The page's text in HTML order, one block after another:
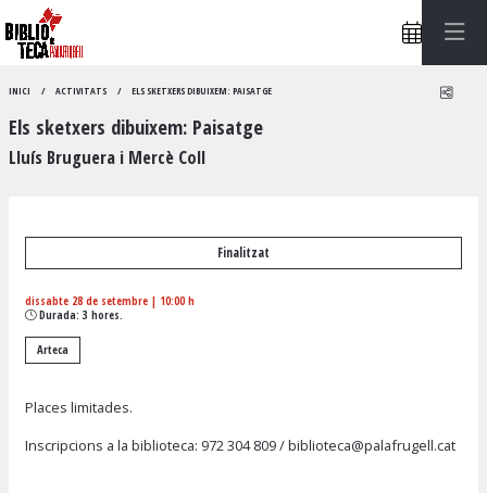
INICI ACTIVITATS ELS SKETXERS DIBUIXEM: PAISATGE
Els sketxers dibuixem: Paisatge
Lluís Bruguera i Mercè Coll
Finalitzat
dissabte 28 de setembre | 10:00 h
Durada: 3 hores.
Arteca
Places limitades.
Inscripcions a la biblioteca: 972 304 809/biblioteca@palafrugell.cat